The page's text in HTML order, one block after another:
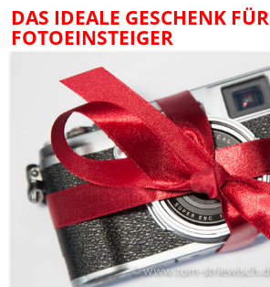
DAS IDEALE GESCHENK FÜR
FOTOEINSTEIGER